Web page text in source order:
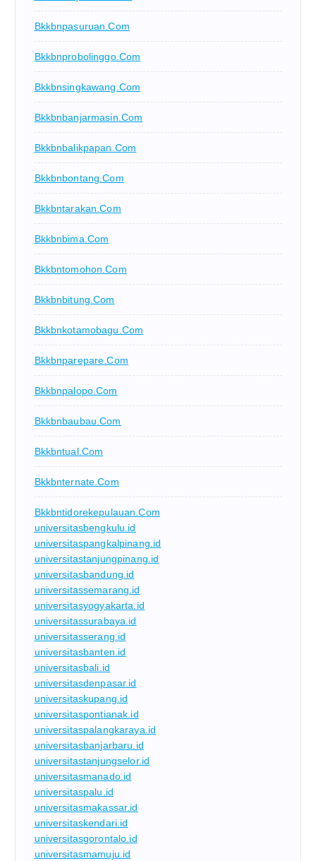
Bkkbnpasuruan.com
Bkkbnprobolinggo.com
Bkkbnsingkawang.com
Bkkbnbanjarmasin.com
Bkkbnbalikpapan.com
Bkkbnbontang.com
Bkkbntarakan.com
Bkkbnbima.com
Bkkbntomohon.com
Bkkbnbitung.com
Bkkbnkotamobagu.com
Bkkbnparepare.com
Bkkbnpalopo.com
Bkkbnbaubau.com
Bkkbntual.com
Bkkbnternate.com
Bkkbntidorekepulauan.com
universitasbengkulu.id
universitaspangkalpinang.id
universitastanjungpinang.id
universitasbandung.id
universitassemarang.id
universitasyogyakarta.id
universitassurabaya.id
universitasserang.id
universitasbanten.id
universitasbali.id
universitasdenpasar.id
universitaskupang.id
universitaspontianak.id
universitaspalangkaraya.id
universitasbanjarbaru.id
universitastanjungselor.id
universitasmanado.id
universitaspalu.id
universitasmakassar.id
universitaskendari.id
universitasgorontalo.id
universitasmamuju.id